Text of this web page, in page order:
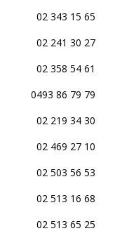
02 343 15 65
02 241 30 27
02 358 54 61
0493 86 79 79
02 219 34 30
02 469 27 10
02 503 56 53
02 513 16 68
02 513 65 25